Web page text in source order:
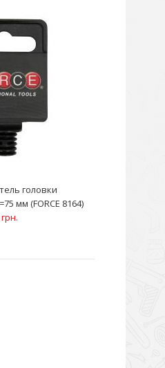
отделений..
головки
мм (FORCE 8164)